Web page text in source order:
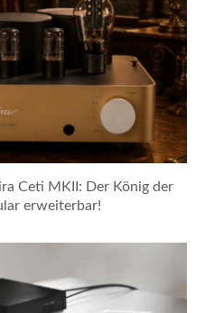
Ceti MKII: Der König der
erweiterbar!